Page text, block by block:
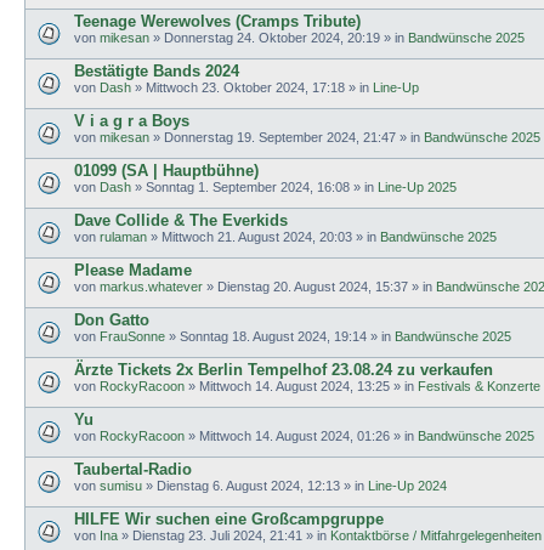
Teenage Werewolves (Cramps Tribute)
von mikesan » Donnerstag 24. Oktober 2024, 20:19 » in Bandwünsche 2025
Bestätigte Bands 2024
von Dash » Mittwoch 23. Oktober 2024, 17:18 » in Line-Up
V i a g r a Boys
von mikesan » Donnerstag 19. September 2024, 21:47 » in Bandwünsche 2025
01099 (SA | Hauptbühne)
von Dash » Sonntag 1. September 2024, 16:08 » in Line-Up 2025
Dave Collide & The Everkids
von rulaman » Mittwoch 21. August 2024, 20:03 » in Bandwünsche 2025
Please Madame
von markus.whatever » Dienstag 20. August 2024, 15:37 » in Bandwünsche
Don Gatto
von FrauSonne » Sonntag 18. August 2024, 19:14 » in Bandwünsche 2025
Ärzte Tickets 2x Berlin Tempelhof 23.08.24 zu verkaufen
von RockyRacoon » Mittwoch 14. August 2024, 13:25 » in Festivals & Konzerte
Yu
von RockyRacoon » Mittwoch 14. August 2024, 01:26 » in Bandwünsche 2025
Taubertal-Radio
von sumisu » Dienstag 6. August 2024, 12:13 » in Line-Up 2024
HILFE Wir suchen eine Großcampgruppe
von Ina » Dienstag 23. Juli 2024, 21:41 » in Kontaktbörse / Mitfahrgelegenheiten